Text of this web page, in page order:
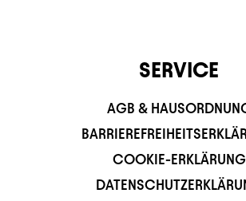
SERVICE
AGB &
COOKIE-ERKLÄRUNG